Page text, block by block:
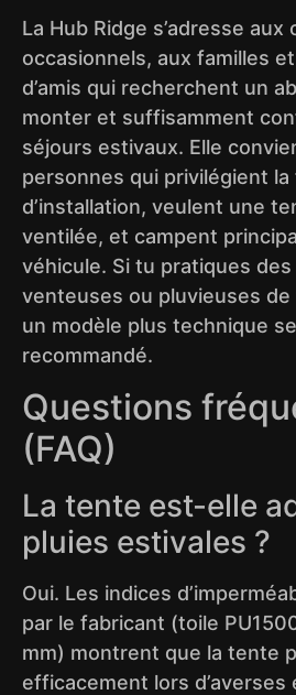
La Hub Ridge s’adresse aux
occasionnels, aux familles
d’amis qui recherchent un
monter et suffisamment
séjours estivaux. Elle
personnes qui privilégient la
d’installation, veulent une
ventilée, et campent
véhicule. Si tu pratiques
venteuses ou pluvieuses
un modèle plus technique
recommandé.
Questions
(FAQ)
La tente est-elle
pluies estivales ?
Oui. Les indices
par le fabricant (toile
mm) montrent que la tente
efficacement lors d’averses